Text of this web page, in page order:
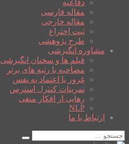
دفاعیه
مقاله فارسی
مقاله خارجی
ثبت اختراع
طرح پژوهشی
مشاوره انگیزشی
فیلم ها و سخنان انگیزشی
مصاحبه با رتبه های برتر
غرور یا اعتماد به نفس
تمرینات کنترل استرس
رهایی از افکار منفی
NLP
ارتباط با ما